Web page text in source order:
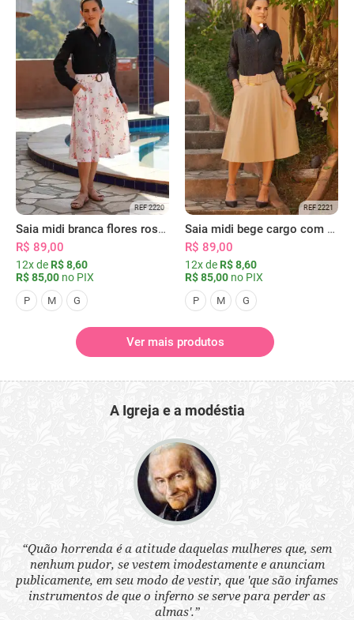
REF 2220
Saia midi branca flores rosas com bolsos
R$ 89,00
12x de R$ 8,60
R$ 85,00 no PIX
P M G
REF 2221
Saia midi bege cargo com bolsos
R$ 89,00
12x de R$ 8,60
R$ 85,00 no PIX
P M G
Ver mais produtos
A Igreja e a modéstia
“Quão horrenda é a atitude daquelas mulheres que, sem
nenhum pudor, se vestem imodestamente e anunciam
publicamente, em seu modo de vestir, que 'que são infames
instrumentos de que o inferno se serve para perder as
almas'.”